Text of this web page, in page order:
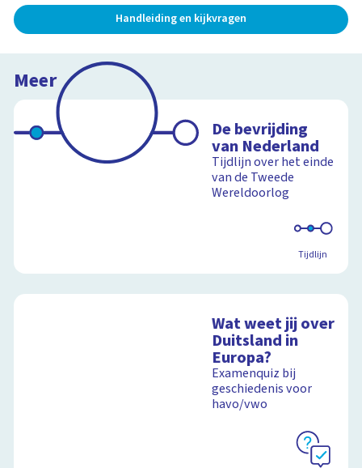
Handleiding en kijkvragen
Meer
De bevrijding
van Nederland
Tijdlijn over het einde
van de Tweede
Wereldoorlog
Tijdlijn
Wat weet jij over
Duitsland in
Europa?
Examenquiz bij
geschiedenis voor
havo/vwo